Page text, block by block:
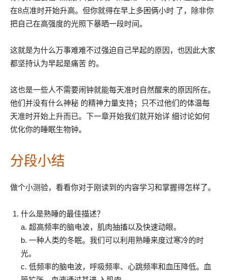
在8点准时开始升高。但你就得在早上多困俩小时 了，除非你
把自己在高强度的光照下暴晒一段时间。
这就是为什么万事难难不过强迫自己早起的原因，也因此大家
都坚持认为早起是痛苦 的。
这也是一些人不需要闹钟就能每天准时自然醒来的原因所在。
他们并没有什么神秘 的精神力量支持；只不过他们的体温每
天准时开始上升而已。下一章开始我们就开始详 细讨论如何
优化你的睡眠生物钟。
分段小结
做个小测验，看看你对于刚读到的内容学习和掌握得怎样了。
什么是熟睡的最佳描述？
a. 超高频率的脑电波，肌肉抽搐以及快速动眼。
b. 一种人类的冬眠。我们可以利用熟睡来度过寒冷的时
光。
c. 低频率的脑电波，呼吸频率、心跳频率和血压降低。血